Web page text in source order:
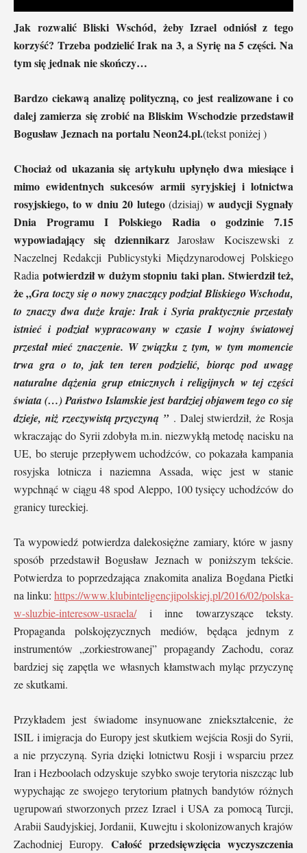
Jak rozwalić Bliski Wschód, żeby Izrael odniósł z tego
korzyść? Trzeba podzielić Irak na 3, a Syrię na 5 części. Na
tym się jednak nie skończy…
Bardzo ciekawą analizę polityczną, co jest realizowane i co
dalej zamierza się zrobić na Bliskim Wschodzie przedstawił
Bogusław Jeznach na portalu Neon24.pl.(tekst poniżej )
Chociaż od ukazania się artykułu upłynęło dwa miesiące i
mimo ewidentnych sukcesów armii syryjskiej i lotnictwa
rosyjskiego, to w dniu 20 lutego(dzisiaj) w audycji Sygnały
Dnia Programu I Polskiego Radia o godzinie 7.15
wypowiadający się dziennikarzJarosław Kociszewski z
Naczelnej Redakcji Publicystyki Międzynarodowej Polskiego
Radia potwierdził w dużym stopniu taki plan. Stwierdził też,
że „Gra toczy się o nowy znaczący podział Bliskiego Wschodu,
to znaczy dwa duże kraje:Irak i Syria praktycznie przestały
istnieć i podział wypracowany w czasie I wojny światowej
przestał mieć znaczenie. W związku z tym, w tym momencie
trwa gra o to, jak ten teren podzielić, biorąc pod uwagę
naturalne dążenia grup etnicznych i religijnych w tej części
świata (…) Państwo Islamskie jest bardziej objawem tego co się
dzieje, niż rzeczywistą przyczyną ”. Dalej stwierdził, że Rosja
wkraczając do Syrii zdobyła m.in. niezwykłą metodę nacisku na
UE, bo steruje przepływem uchodźców, co pokazała kampania
rosyjska lotnicza i naziemna Assada, więc jest w stanie
wypchnąć w ciągu 48 spod Aleppo, 100 tysięcy uchodźców do
granicy tureckiej.
Ta wypowiedź potwierdza dalekosiężne zamiary, które w jasny
sposób przedstawił Bogusław Jeznach w poniższym tekście.
Potwierdza to poprzedzająca znakomita analiza Bogdana Pietki
na linku: https://www.klubinteligencjipolskiej.pl/2016/02/polska-
w-sluzbie-interesow-usraela/i inne towarzyszące teksty.
Propaganda polskojęzycznych mediów, będąca jednym z
instrumentów „zorkiestrowanej” propagandy Zachodu, coraz
bardziej się zapętla we własnych kłamstwach myląc przyczynę
ze skutkami.
Przykładem jest świadome insynuowane zniekształcenie, że
ISIL i imigracja do Europy jest skutkiem wejścia Rosji do Syrii,
a nie przyczyną. Syria dzięki lotnictwu Rosji i wsparciu przez
Iran i Hezboolach odzyskuje szybko swoje terytoria niszcząc lub
wypychając ze swojego terytorium płatnych bandytów różnych
ugrupowań stworzonych przez Izrael i USA za pomocą Turcji,
Arabii Saudyjskiej, Jordanii, Kuwejtu i skolonizowanych krajów
Zachodniej Europy. Całość przedsięwzięcia wyczyszczenia